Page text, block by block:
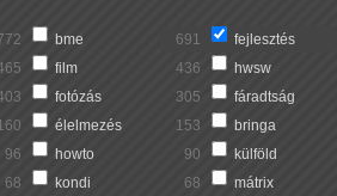
bme 691
fejlesztés
film 436
hwsw
fotózás 305
fáradtság
élelmezés 153
bringa
96 howto 90
külföld
68 kondi 68
mátrix